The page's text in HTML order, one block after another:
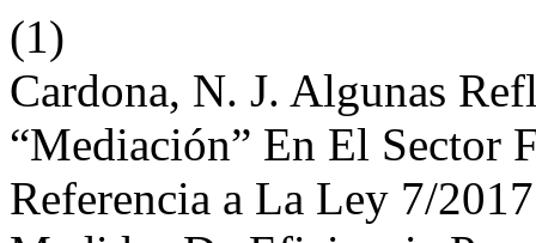
(1)
Cardona, N. J. Algunas
“Mediación” En El Sector
Referencia a La Ley 7/